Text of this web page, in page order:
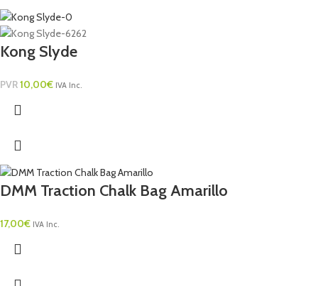
Kong Slyde
PVR10,00€ IVA Inc.
DMM Traction Chalk Bag Amarillo
17,00€ IVA Inc.